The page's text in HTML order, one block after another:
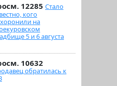
12285 Стало
кого
на
5 и 6 августа
10632
обратилась к